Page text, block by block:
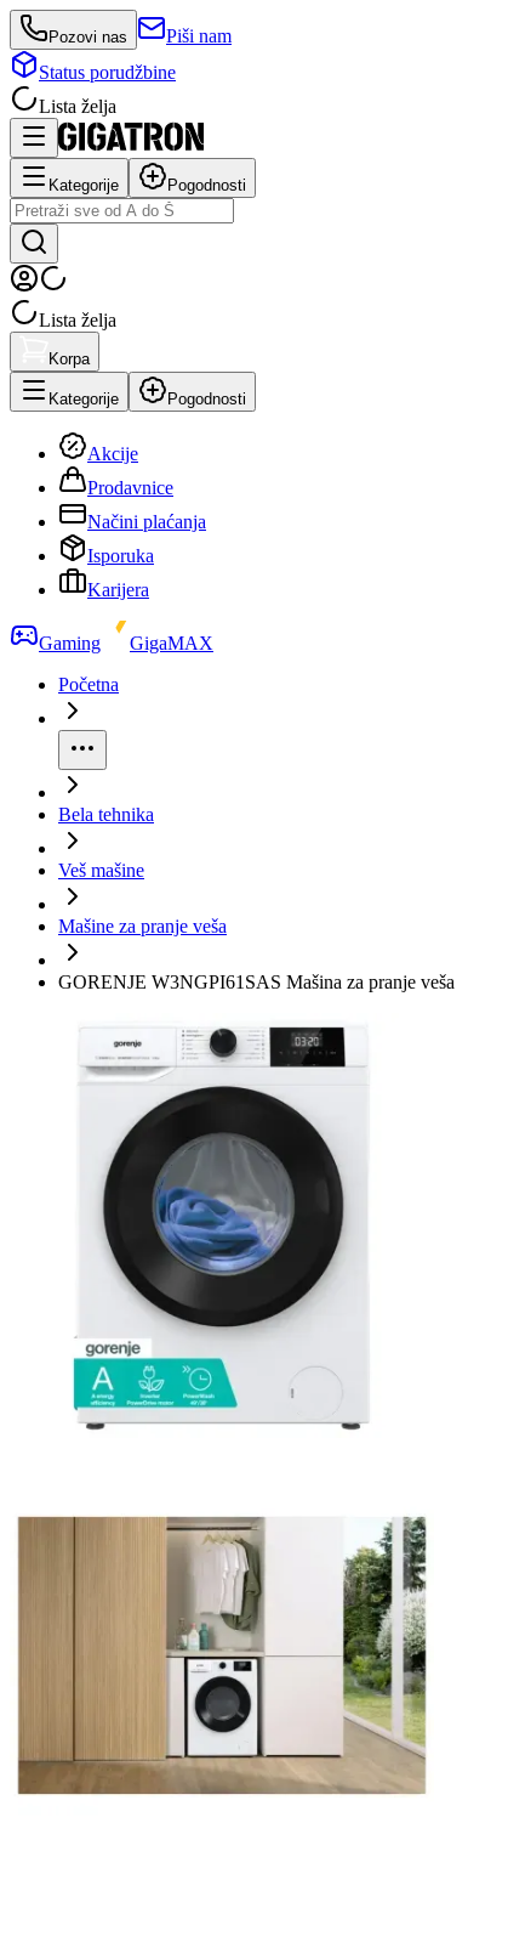
Pozovi nas
Piši nam
Status porudžbine
Lista želja
Kategorije Pogodnosti
Lista želja
Korpa
Kategorije Pogodnosti
Akcije
Prodavnice
Načini plaćanja
Isporuka
Karijera
Gaming
GigaMAX
Početna
Bela tehnika
Veš mašine
Mašine za pranje veša
GORENJE W3NGPI61SAS Mašina za pranje veša